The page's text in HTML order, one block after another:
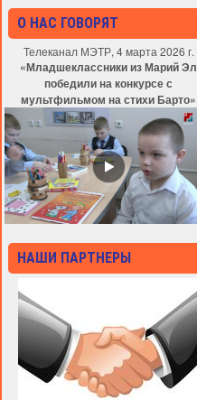
О НАС ГОВОРЯТ
Телеканал МЭТР, 4 марта 2026 г.
«Младшеклассники из Марий Эл
победили на конкурсе с
мультфильмом на стихи Барто»
НАШИ ПАРТНЕРЫ